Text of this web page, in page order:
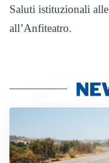
Saluti istituzionali
all’Anfiteatro.